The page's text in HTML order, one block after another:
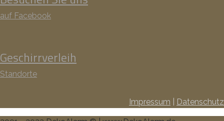
auf Facebook
Geschirrverleih
Standorte
Impressum Datenschutz